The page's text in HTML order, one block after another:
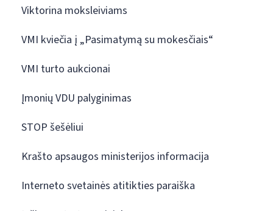
Viktorina moksleiviams
VMI kviečia į „Pasimatymą su mokesčiais“
VMI turto aukcionai
Įmonių VDU palyginimas
STOP šešėliui
Krašto apsaugos ministerijos informacija
Interneto svetainės atitikties paraiška